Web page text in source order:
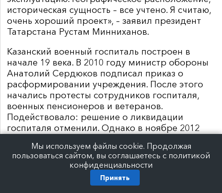
историческая сущность – все учтено. Я считаю,
очень хороший проект», – заявил президент
Татарстана Рустам Минниханов.
Казанский военный госпиталь построен в
начале 19 века. В 2010 году министр обороны
Анатолий Сердюков подписал приказ о
расформировании учреждения. После этого
начались протесты сотрудников госпиталя,
военных пенсионеров и ветеранов.
Подействовало: решение о ликвидации
госпиталя отменили. Однако в ноябре 2012
здания перешли в управление КФУ.
На полную реконструкцию и оснащение
исторического объекта ушло почти 400 000 000
Мы используем файлы cookie. Продолжая
пользоваться сайтом, вы соглашаетесь с политикой
конфиденциальности
Принять